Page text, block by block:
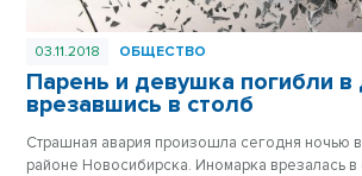
03.11.2018 ОБЩЕСТВО
Парень и девушка погибли
врезавшись в столб
Страшная авария произошла сегодня ночью
районе Новосибирска. Иномарка врезалась в